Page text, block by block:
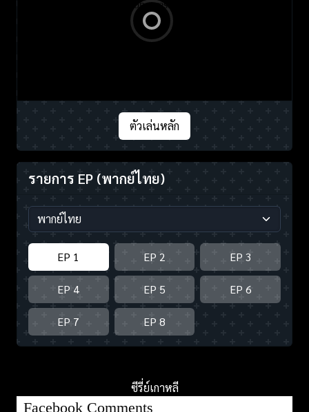
ตัวเล่นหลัก
รายการ EP (พากย์ไทย)
EP 1 EP 2 EP 3
EP 4 EP 5 EP 6
EP 7 EP 8
ซีรี่ย์เกาหลี
Facebook Comments